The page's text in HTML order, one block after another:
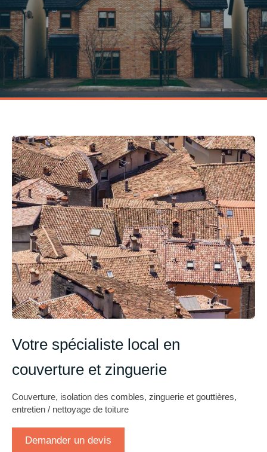
Votre spécialiste local en
couverture et zinguerie
Couverture, isolation des combles, zinguerie et gouttières,
entretien / nettoyage de toiture
Demander un devis